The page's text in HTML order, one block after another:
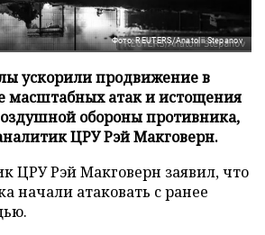
Фото: REUTERS/Anatolii Stepanov
ускорили продвижение в
масштабных атак и истощения
обороны противника,
ЦРУ Рэй Макговерн.
ЦРУ Рэй Макговерн заявил, что
начали атаковать с ранее